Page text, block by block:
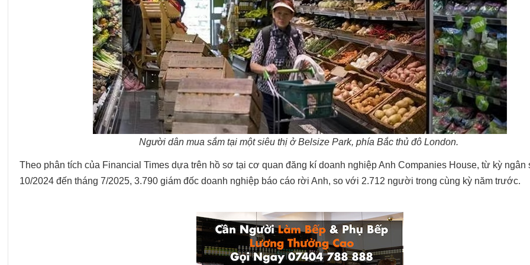
Người dân mua sắm tại một siêu thị ở Belsize Park, phía Bắc thủ đô London.
Theo phân tích của Financial Times dựa trên hồ sơ tại cơ quan đăng kí doanh nghiệp Anh Companies House, từ kỳ ngân
10/2024 đến tháng 7/2025, 3.790 giám đốc doanh nghiệp báo cáo rời Anh, so với 2.712 người trong cùng kỳ năm trước.